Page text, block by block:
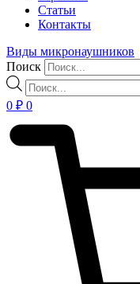
Статьи
Контакты
Виды микронаушников
Поиск
Поиск
товаров
0 ₽ 0